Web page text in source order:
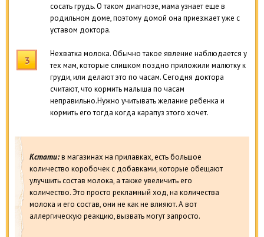
сосать грудь. О таком диагнозе, мама узнает еще в
родильном доме, поэтому домой она приезжает уже с
уставом доктора.
Нехватка молока. Обычно такое явление наблюдается у
тех мам, которые слишком поздно приложили малютку к
груди, или делают это по часам. Сегодня доктора
считают, что кормить малыша по часам
неправильно.Нужно учитывать желание ребенка и
кормить его тогда когда карапуз этого хочет.
Кстати:в магазинах на прилавках, есть большое
количество коробочек с добавками, которые обещают
улучшить состав молока, а также увеличить его
количество. Это просто рекламный ход, на количества
молока и его состав, они не как не влияют. А вот
аллергическую реакцию, вызвать могут запросто.